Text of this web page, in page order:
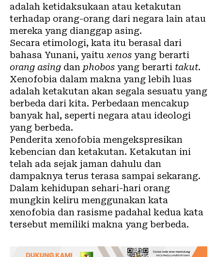
adalah ketidaksukaan atau ketakutan
terhadap orang-orang dari negara lain atau
mereka yang dianggap asing.
Secara etimologi, kata itu berasal dari
bahasa Yunani, yaitu xenos yang berarti
orang asing dan phobos yang berarti takut.
Xenofobia dalam makna yang lebih luas
adalah ketakutan akan segala sesuatu yang
berbeda dari kita. Perbedaan mencakup
banyak hal, seperti negara atau ideologi
yang berbeda.
Penderita xenofobia mengekspresikan
kebencian dan ketakutan. Ketakutan ini
telah ada sejak jaman dahulu dan
dampaknya terus terasa sampai sekarang.
Dalam kehidupan sehari-hari orang
mungkin keliru menggunakan kata
xenofobia dan rasisme padahal kedua kata
tersebut memiliki makna yang berbeda.